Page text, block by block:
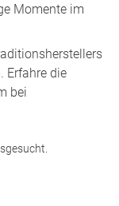
Momente im
Erfahre die
bei